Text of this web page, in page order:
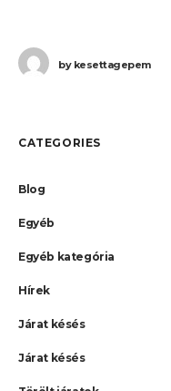
bykesettagepem
CATEGORIES
Blog
Egyéb
Egyéb kategória
Hírek
Járat késés
Járat késés